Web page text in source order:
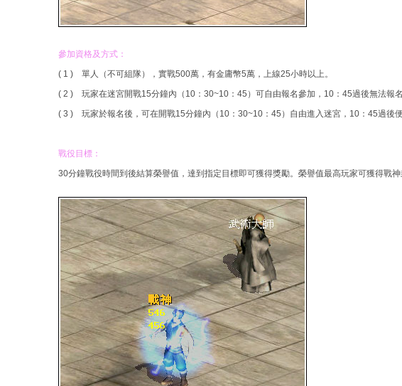
參加資格及方式：
( 1 ) 單人（不可組隊），實戰500萬，有金庸幣5萬，上線25小時以上。
( 2 ) 玩家在迷宮開戰15分鐘內（10：30~10：45）可自由報名參加，10：45過後無法報名
( 3 ) 玩家於報名後，可在開戰15分鐘內（10：30~10：45）自由進入迷宮，10：45過後便
戰役目標：
30分鐘戰役時間到後結算榮譽值，達到指定目標即可獲得獎勵。榮譽值最高玩家可獲得戰神